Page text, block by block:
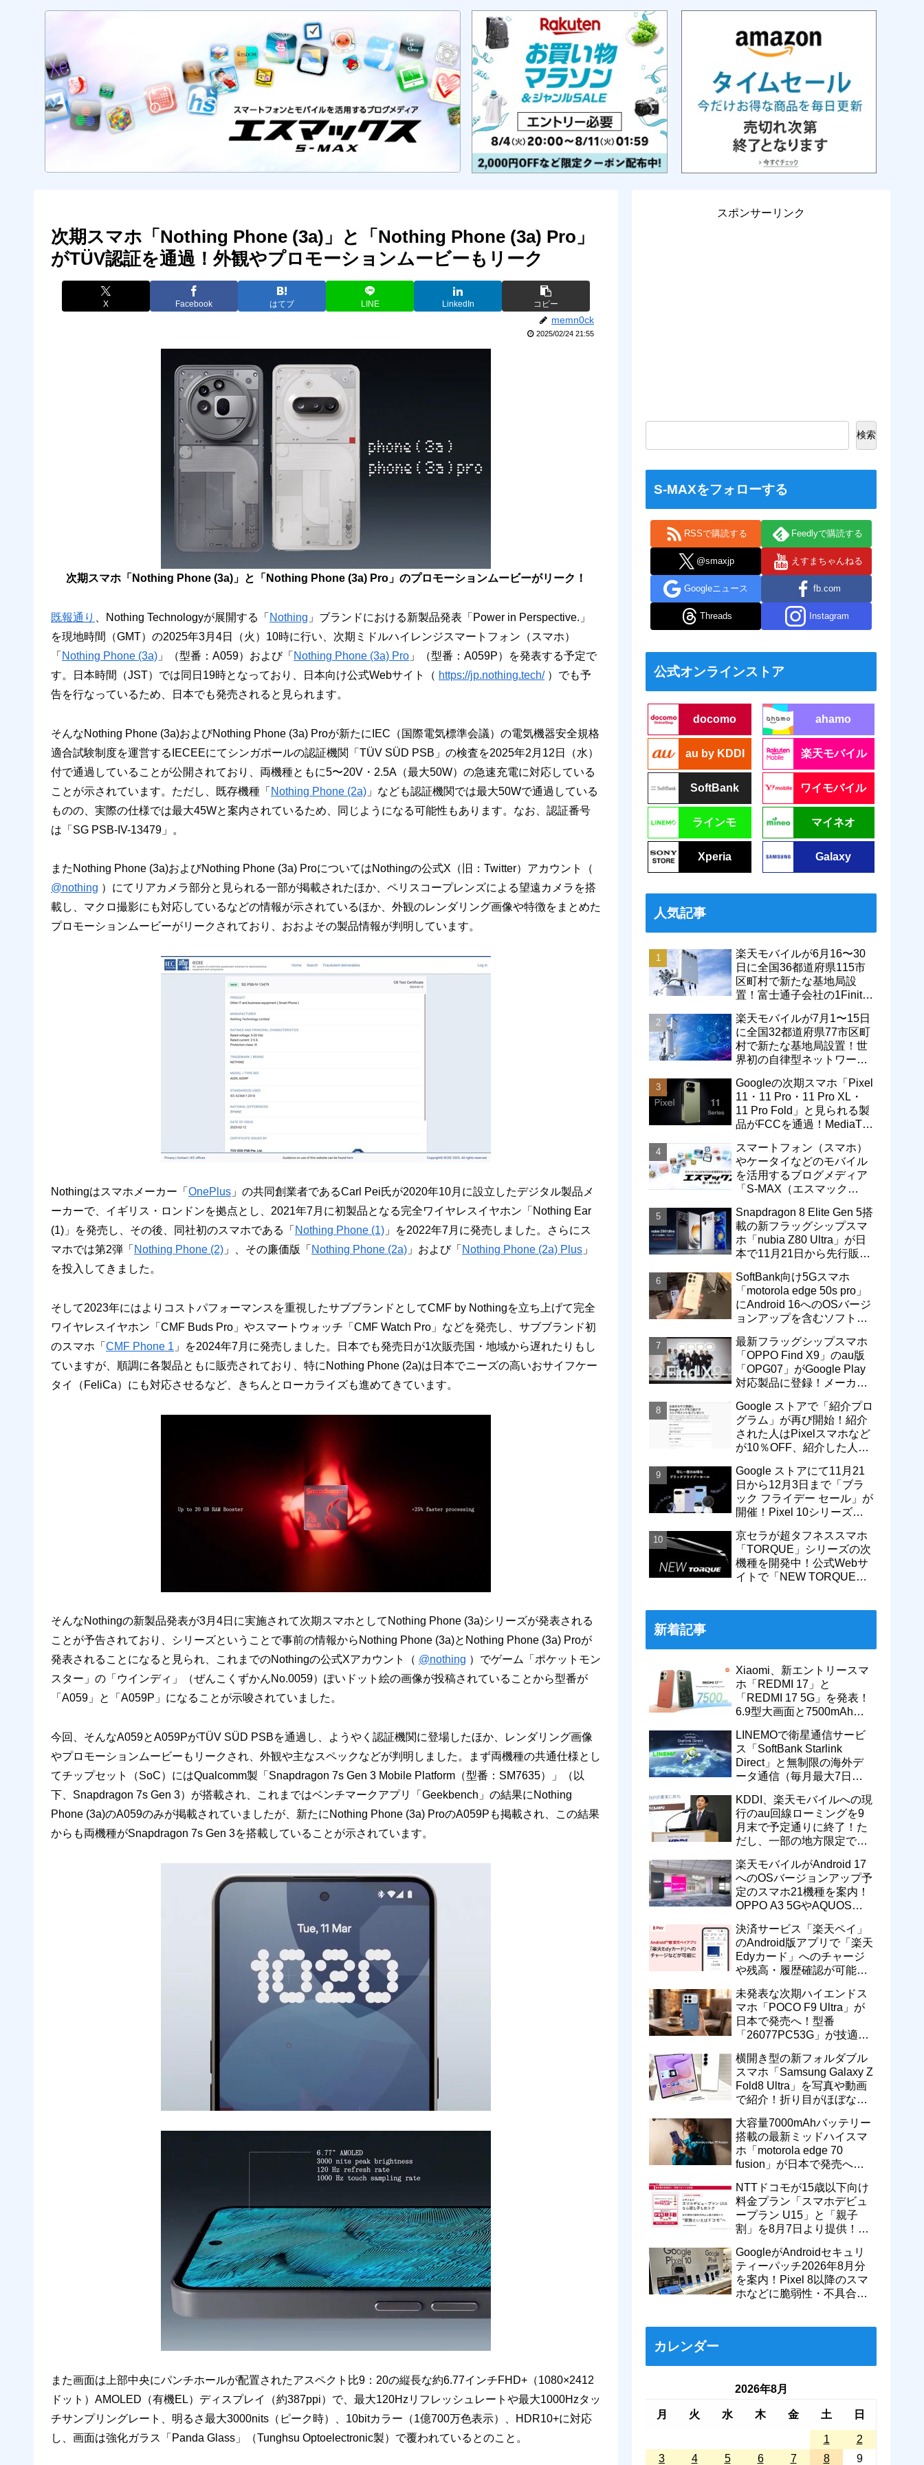
次期スマホ「Nothing Phone (3a)」と「Nothing Phone (3a) Pro」
がTÜV認証を通過！外観やプロモーションムービーもリーク
X Facebook はてブ LINE LinkedIn コピー
memn0ck
2025/02/24 21:55
次期スマホ「Nothing Phone (3a)」と「Nothing Phone (3a) Pro」のプロモーションムービーがリーク！
既報通り 、Nothing Technologyが展開する「 Nothing 」ブランドにおける新製品発表「Power in Perspective.」
を現地時間（GMT）の2025年3月4日（火）10時に行い、次期ミドルハイレンジスマートフォン（スマホ）
「 Nothing Phone (3a) 」（型番：A059）および「 Nothing Phone (3a) Pro 」（型番：A059P）を発表する予定で
す。日本時間（JST）では同日19時となっており、日本向け公式Webサイト（ https://jp.nothing.tech/）でも予
告を行なっているため、日本でも発売されると見られます。
そんなNothing Phone (3a)およびNothing Phone (3a) Proが新たにIEC（国際電気標準会議）の電気機器安全規格
適合試験制度を運営するIECEEにてシンガポールの認証機関「TÜV SÜD PSB」の検査を2025年2月12日（水）
付で通過していることが公開されており、両機種ともに5〜20V・2.5A（最大50W）の急速充電に対応している
ことが示されています。ただし、既存機種「 Nothing Phone (2a) 」なども認証機関では最大50Wで通過している
ものの、実際の仕様では最大45Wと案内されているため、同じようになる可能性もあります。なお、認証番号
は「SG PSB-IV-13479」。
またNothing Phone (3a)およびNothing Phone (3a) ProについてはNothingの公式X（旧：Twitter）アカウント（
@nothing ）にてリアカメラ部分と見られる一部が掲載されたほか、ペリスコープレンズによる望遠カメラを搭
載し、マクロ撮影にも対応しているなどの情報が示されているほか、外観のレンダリング画像や特徴をまとめた
プロモーションムービーがリークされており、おおよその製品情報が判明しています。
Nothingはスマホメーカー「 OnePlus 」の共同創業者であるCarl Pei氏が2020年10月に設立したデジタル製品メ
ーカーで、イギリス・ロンドンを拠点とし、2021年7月に初製品となる完全ワイヤレスイヤホン「Nothing Ear
(1)」を発売し、その後、同社初のスマホである「 Nothing Phone (1) 」を2022年7月に発売しました。さらにス
マホでは第2弾「 Nothing Phone (2) 」、その廉価版「 Nothing Phone (2a) 」および「 Nothing Phone (2a) Plus 」
を投入してきました。
そして2023年にはよりコストパフォーマンスを重視したサブブランドとしてCMF by Nothingを立ち上げて完全
ワイヤレスイヤホン「CMF Buds Pro」やスマートウォッチ「CMF Watch Pro」などを発売し、サブブランド初
のスマホ「 CMF Phone 1 」を2024年7月に発売しました。日本でも発売日が1次販売国・地域から遅れたりもし
ていますが、順調に各製品ともに販売されており、特にNothing Phone (2a)は日本でニーズの高いおサイフケー
タイ（FeliCa）にも対応させるなど、きちんとローカライズも進めてきています。
そんなNothingの新製品発表が3月4日に実施されて次期スマホとしてNothing Phone (3a)シリーズが発表される
ことが予告されており、シリーズということで事前の情報からNothing Phone (3a)とNothing Phone (3a) Proが
発表されることになると見られ、これまでのNothingの公式Xアカウント（ @nothing ）でゲーム「ポケットモン
スター」の「ウインディ」（ぜんこくずかんNo.0059）ぽいドット絵の画像が投稿されていることから型番が
「A059」と「A059P」になることが示唆されていました。
今回、そんなA059とA059PがTÜV SÜD PSBを通過し、ようやく認証機関に登場したほか、レンダリング画像
やプロモーションムービーもリークされ、外観や主なスペックなどが判明しました。まず両機種の共通仕様とし
てチップセット（SoC）にはQualcomm製「Snapdragon 7s Gen 3 Mobile Platform（型番：SM7635）」（以
下、Snapdragon 7s Gen 3）が搭載され、これまではベンチマークアプリ「Geekbench」の結果にNothing
Phone (3a)のA059のみが掲載されていましたが、新たにNothing Phone (3a) ProのA059Pも掲載され、この結果
からも両機種がSnapdragon 7s Gen 3を搭載していることが示されています。
また画面は上部中央にパンチホールが配置されたアスペクト比9：20の縦長な約6.77インチFHD+（1080×2412
ドット）AMOLED（有機EL）ディスプレイ（約387ppi）で、最大120Hzリフレッシュレートや最大1000Hzタッ
チサンプリングレート、明るさ最大3000nits（ピーク時）、10bitカラー（1億700万色表示）、HDR10+に対応
し、画面は強化ガラス「Panda Glass」（Tunghsu Optoelectronic製）で覆われているとのこと。
スポンサーリンク
検索
S-MAXをフォローする
RSSで購読する Feedlyで購読する
@smaxjp えすまちゃんねる
Googleニュース fb.com
Threads Instagram
公式オンラインストア
docomo ahamo
au by KDDI 楽天モバイル
SoftBank ワイモバイル
ラインモ マイネオ
Xperia Galaxy
人気記事
楽天モバイルが6月16〜30
日に全国36都道府県115市
区町村で新たな基地局設
置！富士通子会社の1Finity
エリアが拡大
楽天モバイルが7月1〜15日
に全国32都道府県77市区町
村で新たな基地局設置！世
界初の自律型ネットワーク
通信品質も改善
Googleの次期スマホ「Pixel
11・11 Pro・11 Pro XL・
11 Pro Fold」と見られる製
品がFCCを通過！MediaTek
スマートフォン（スマホ）
やケータイなどのモバイル
を活用するブログメディア
「S-MAX（エスマック
Snapdragon 8 Elite Gen 5搭
載の新フラッグシップスマ
ホ「nubia Z80 Ultra」が日
本で11月21日から先行販
SoftBank向け5Gスマホ
「motorola edge 50s pro」
にAndroid 16へのOSバージ
ョンアップを含むソフトウ
最新フラッグシップスマホ
「OPPO Find X9」のau版
「OPG07」がGoogle Play
対応製品に登録！メーカー
売へ
Google ストアで「紹介プロ
グラム」が再び開始！紹介
された人はPixelスマホなど
が10％OFF、紹介した人は
ト付与
Google ストアにて11月21
日から12月3日まで「ブラ
ック フライデー セール」が
開催！Pixel 10シリーズや
に
京セラが超タフネススマホ
「TORQUE」シリーズの次
機種を開発中！公式Webサ
イトで「NEW TORQUE」
新着記事
Xiaomi、新エントリースマ
ホ「REDMI 17」と
「REDMI 17 5G」を発表！
6.9型大画面と7500mAhバ
でも発売予定
LINEMOで衛星通信サービ
ス「SoftBank Starlink
Direct」と無制限の海外デ
ータ通信（毎月最大7日
から利用可能
KDDI、楽天モバイルへの現
行のau回線ローミングを9
月末で予定通りに終了！た
だし、一部の地方限定では
維持に協力へ
楽天モバイルがAndroid 17
へのOSバージョンアップ予
定のスマホ21機種を案内！
OPPO A3 5GやAQUOS
対象
決済サービス「楽天ペイ」
のAndroid版アプリで「楽天
Edyカード」へのチャージ
や残高・履歴確認が可能
交換なども
未発表な次期ハイエンドス
マホ「POCO F9 Ultra」が
日本で発売へ！型番
「26077PC53G」が技適通
テリー搭載に
横開き型の新フォルダブル
スマホ「Samsung Galaxy Z
Fold8 Ultra」を写真や動画
で紹介！折り目がほぼない
ト】
大容量7000mAhバッテリー
搭載の最新ミッドハイスマ
ホ「motorola edge 70
fusion」が日本で発売へ！
過
NTTドコモが15歳以下向け
料金プラン「スマホデビュ
ープラン U15」と「親子
割」を8月7日より提供！親
550円割引に
GoogleがAndroidセキュリ
ティーパッチ2026年8月分
を案内！Pixel 8以降のスマ
ホなどに脆弱性・不具合の
カレンダー
2026年8月
月 火 水 木 金 土 日
1
2
3
4 5 6 7 8 9